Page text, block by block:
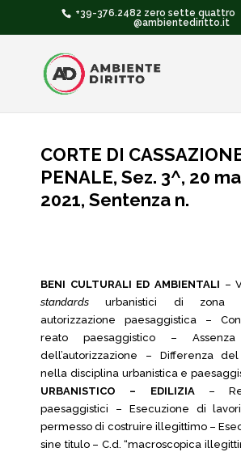
+39-376.2482 zero sette quattro
@ambientediritto.it
CORTE DI
PENALE, Sez. 3^, 20
2021, Sentenza n.
BENI CULTURALI ED AMBIENTALI –
standards urbanistici di zona
autorizzazione paesaggistica –
reato paesaggistico –
dell’autorizzazione – Differenza
nella disciplina urbanistica e
URBANISTICO – EDILIZIA–
paesaggistici – Esecuzione di
permesso di costruire illegittimo –
sine titulo – C.d. “macroscopica